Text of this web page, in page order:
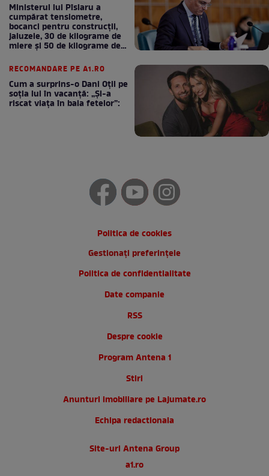
Ministerul lui Pîslaru a
cumpărat tensiometre,
bocanci pentru construcții,
jaluzele, 30 de kilograme de
miere și 50 de kilograme de
RECOMANDARE PE A1.RO
Cum a surprins-o Dani Oțil pe
soția lui în vacanță: „Și-a
riscat viața în baia fetelor”:
Politica de cookies
Gestionați preferințele
Politica de confidentialitate
Date companie
RSS
Despre cookie
Program Antena 1
Stiri
Anunturi imobiliare pe Lajumate.ro
Echipa redactionala
Site-uri Antena Group
a1.ro